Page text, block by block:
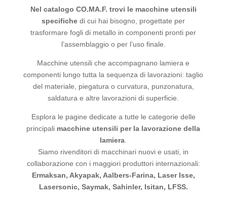
Nel catalogo CO.MA.F. trovi le macchine utensili
specifiche di cui hai bisogno, progettate per
trasformare fogli di metallo in componenti pronti per
l’assemblaggio o per l’uso finale.
Macchine utensili che accompagnano lamiera e
componenti lungo tutta la sequenza di lavorazioni: taglio
del materiale, piegatura o curvatura, punzonatura,
saldatura e altre lavorazioni di superficie.
Esplora le pagine dedicate a tutte le categorie delle
principali macchine utensili per la lavorazione della
lamiera
Siamo rivenditori di macchinari nuovi e usati, in
collaborazione con i maggiori produttori internazionali:
Ermaksan, Akyapak, Aalbers-Farina, Laser Isse,
Lasersonic, Saymak, Sahinler, Isitan, LFSS.